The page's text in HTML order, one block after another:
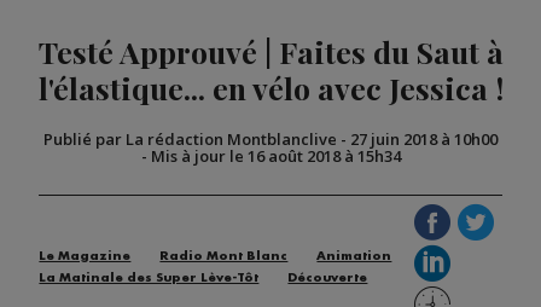
Testé Approuvé | Faites du Saut à
l'élastique... en vélo avec Jessica !
Publié par La rédaction Montblanclive - 27 juin 2018 à 10h00
- Mis à jour le 16 août 2018 à 15h34
Le Magazine Radio Mont Blanc
Animation
La Matinale des Super Lève-Tôt
Découverte